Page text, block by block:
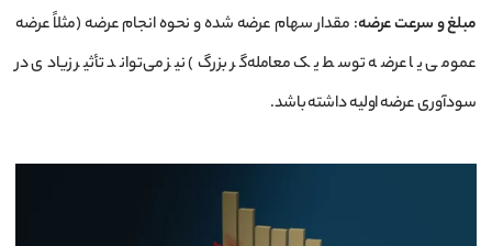
مبلغ و سرعت عرضه: مقدار سهام عرضه شده و نحوه انجام عرضه (مثلاً عرضه
عمومی یا عرضه توسط یک معامله‌گر بزرگ) نیز می‌تواند تأثیر زیادی در
سودآوری عرضه اولیه داشته باشد.